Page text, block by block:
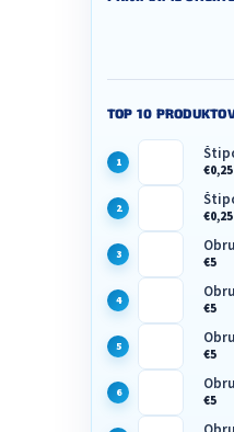
TOP 10
€0,25
€0,25
€5
€5
€5
€5